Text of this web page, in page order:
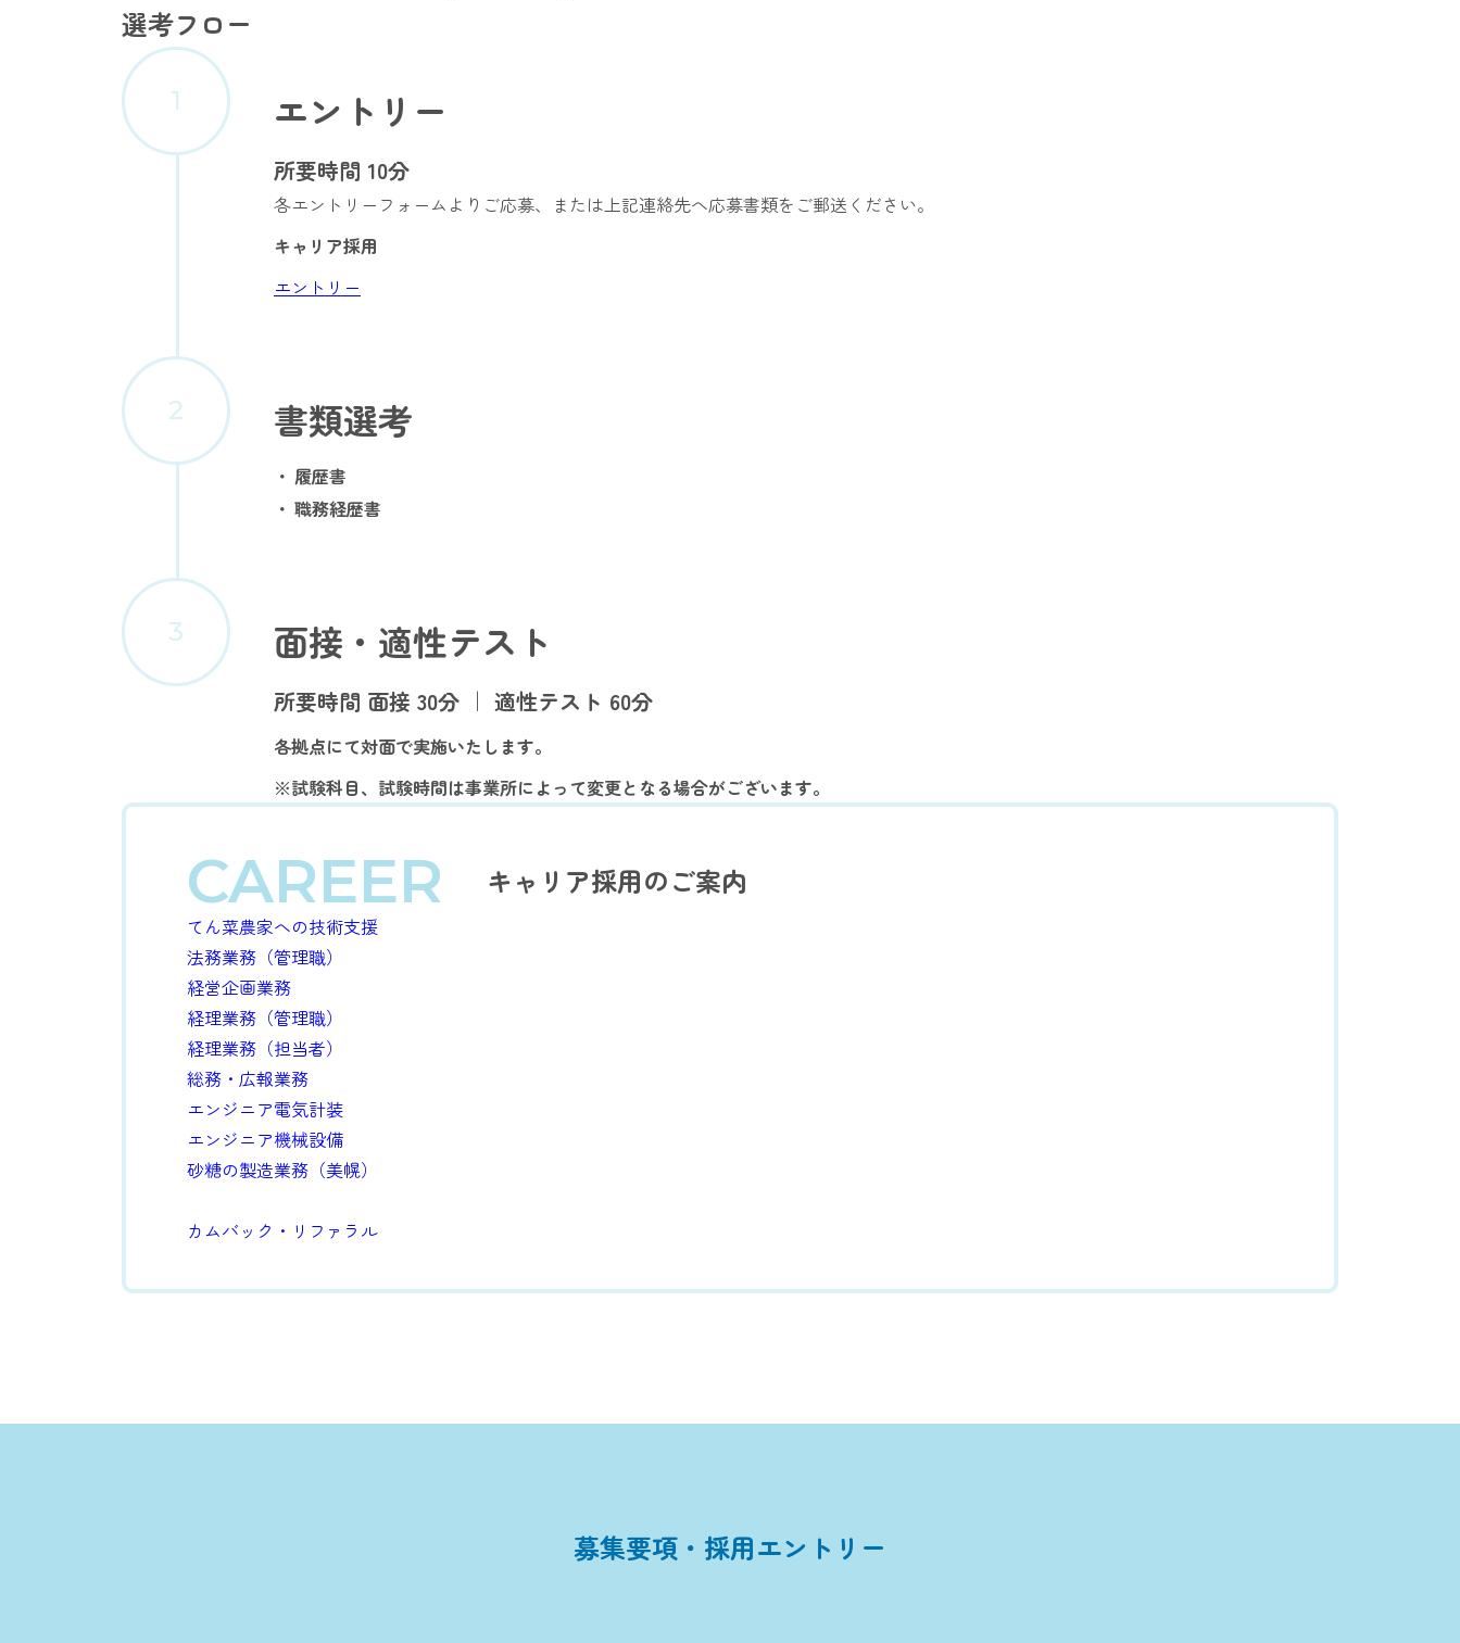
選考フロー
エントリー
所要時間 10分
各エントリーフォームよりご応募、または上記連絡先へ応募書類をご郵送ください。
キャリア採用
エントリー
書類選考
履歴書
職務経歴書
面接・適性テスト
所要時間 面接 30分 ｜ 適性テスト 60分
各拠点にて対面で実施いたします。
※試験科目、試験時間は事業所によって変更となる場合がございます。
CAREER キャリア採用のご案内
てん菜農家への技術支援
法務業務（管理職）
経営企画業務
経理業務（管理職）
経理業務（担当者）
総務・広報業務
エンジニア電気計装
エンジニア機械設備
砂糖の製造業務（美幌）
カムバック・リファラル
募集要項・採用エントリー